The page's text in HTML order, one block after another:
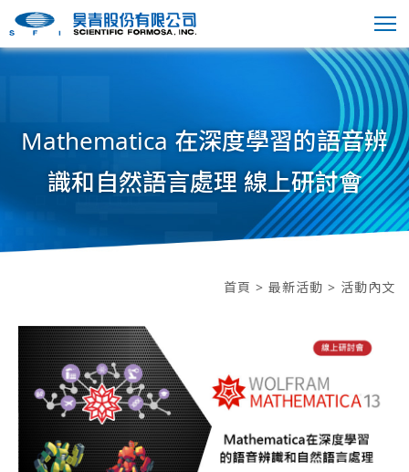
Mathematica 在深度學習的語音辨
識和自然語言處理 線上研討會
首頁 > 最新活動 > 活動內文